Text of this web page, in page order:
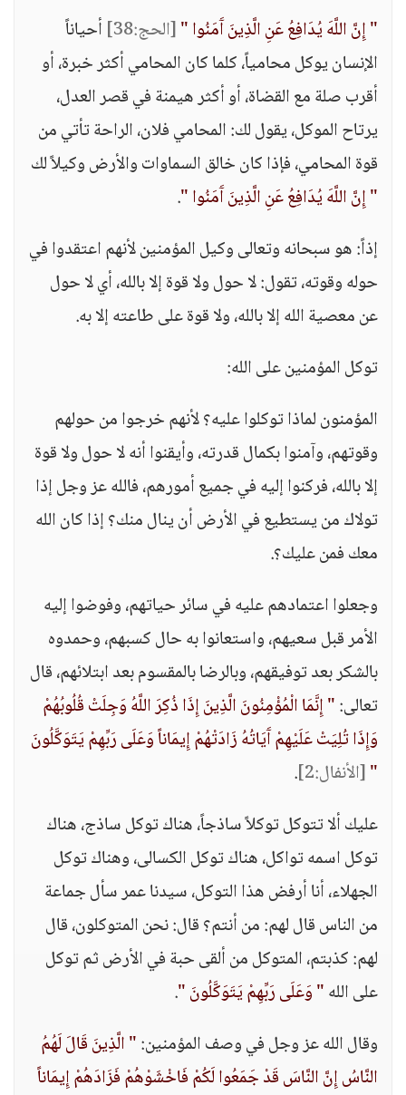
" إِنَّ اللَّهَ يُدَافِعُ عَنِ الَّذِينَ آَمَنُوا "[الحج:38]
أحياناً
الإنسان يوكل محامياً، كلما كان المحامي أكثر خبرة، أو
أقرب صلة مع القضاة، أو أكثر هيمنة في قصر العدل،
يرتاح الموكل، يقول لك: المحامي فلان، الراحة تأتي من
قوة المحامي، فإذا كان خالق السماوات والأرض وكيلاً لك
" إِنَّ اللَّهَ يُدَافِعُ عَنِ الَّذِينَ آَمَنُوا ".
إذاً: هو سبحانه وتعالى وكيل المؤمنين لأنهم اعتقدوا في
حوله وقوته، تقول: لا حول ولا قوة إلا بالله، أي لا حول
عن معصية الله إلا بالله، ولا قوة على طاعته إلا به.
توكل المؤمنين على الله:
المؤمنون لماذا توكلوا عليه؟ لأنهم خرجوا من حولهم
وقوتهم، وآمنوا بكمال قدرته، وأيقنوا أنه لا حول ولا قوة
إلا بالله، فركنوا إليه في جميع أمورهم، فالله عز وجل إذا
تولاك من يستطيع في الأرض أن ينال منك؟ إذا كان الله
معك فمن عليك؟.
وجعلوا اعتمادهم عليه في سائر حياتهم، وفوضوا إليه
الأمر قبل سعيهم، واستعانوا به حال كسبهم، وحمدوه
بالشكر بعد توفيقهم، وبالرضا بالمقسوم بعد ابتلائهم، قال
تعالى:" إِنَّمَا الْمُؤْمِنُونَ الَّذِينَ إِذَا ذُكِرَ اللَّهُ وَجِلَتْ قُلُوبُهُمْ
وَإِذَا تُلِيَتْ عَلَيْهِمْ آَيَاتُهُ زَادَتْهُمْ إِيمَاناً وَعَلَى رَبِّهِمْ يَتَوَكَّلُونَ
"[الأنفال:2] .
عليك ألا تتوكل توكلاً ساذجاً، هناك توكل ساذج، هناك
توكل اسمه تواكل، هناك توكل الكسالى، وهناك توكل
الجهلاء، أنا أرفض هذا التوكل، سيدنا عمر سأل جماعة
من الناس قال لهم: من أنتم؟ قال: نحن المتوكلون، قال
لهم: كذبتم، المتوكل من ألقى حبة في الأرض ثم توكل
على الله" وَعَلَى رَبِّهِمْ يَتَوَكَّلُونَ ".
وقال الله عز وجل في وصف المؤمنين:" الَّذِينَ قَالَ لَهُمُ
النَّاسُ إِنَّ النَّاسَ قَدْ جَمَعُوا لَكُمْ فَاخْشَوْهُمْ فَزَادَهُمْ إِيمَاناً